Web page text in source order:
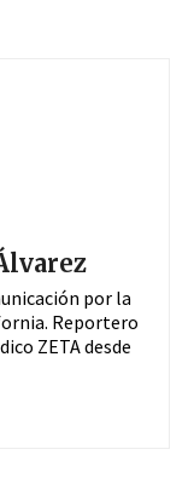
por la
Reportero
ZETA desde